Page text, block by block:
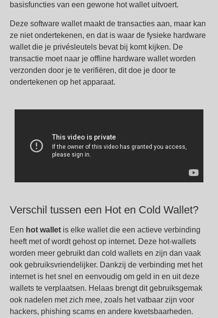
basisfuncties van een gewone hot wallet uitvoert.
Deze software wallet maakt de transacties aan, maar kan
ze niet ondertekenen, en dat is waar de fysieke hardware
wallet die je privésleutels bevat bij komt kijken. De
transactie moet naar je offline hardware wallet worden
verzonden door je te verifiëren, dit doe je door te
ondertekenen op het apparaat.
Verschil tussen een Hot en Cold Wallet?
Een hot wallet is elke wallet die een actieve verbinding
heeft met of wordt gehost op internet. Deze hot-wallets
worden meer gebruikt dan cold wallets en zijn dan vaak
ook gebruiksvriendelijker. Dankzij de verbinding met het
internet is het snel en eenvoudig om geld in en uit deze
wallets te verplaatsen. Helaas brengt dit gebruiksgemak
ook nadelen met zich mee, zoals het vatbaar zijn voor
hackers, phishing scams en andere kwetsbaarheden.